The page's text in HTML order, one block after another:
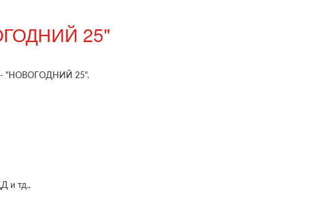
25"
В - "НОВОГОДНИЙ 25".
и тд.,